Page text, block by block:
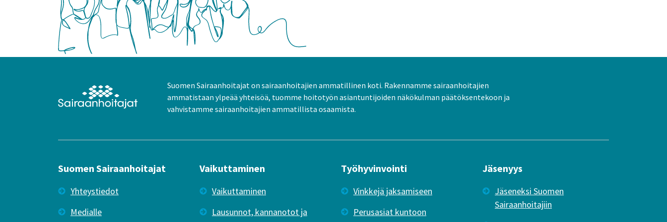
Suomen Sairaanhoitajat on sairaanhoitajien ammatillinen koti. Rakennamme sairaanhoitajien
ammatistaan ylpeää yhteisöä, tuomme hoitotyön asiantuntijoiden näkökulman päätöksentekoon ja
vahvistamme sairaanhoitajien ammatillista osaamista.
Suomen Sairaanhoitajat
Yhteystiedot
Medialle
Vaikuttaminen
Vaikuttaminen
Lausunnot, kannanotot ja
Työhyvinvointi
Vinkkejä jaksamiseen
Perusasiat kuntoon
Jäsenyys
Jäseneksi Suomen
Sairaanhoitajiin